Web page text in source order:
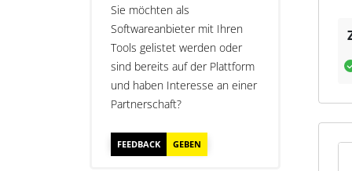
auch Schnittstellen
Übertragung von
Steuerberater nicht
Mandanten
Sie möchten als
Softwareanbieter mit Ihren
Tools gelistet werden oder
sind bereits auf der Plattform
und haben Interesse an einer
Partnerschaft?
FEEDBACK GEBEN